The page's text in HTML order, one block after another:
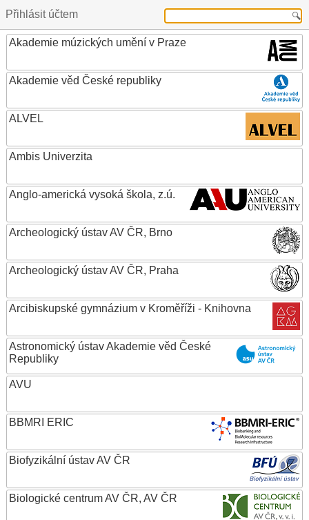
Přihlásit účtem
Akademie múzických umění v Praze
Akademie věd České republiky
ALVEL
Ambis Univerzita
Anglo-americká vysoká škola, z.ú.
Archeologický ústav AV ČR, Brno
Archeologický ústav AV ČR, Praha
Arcibiskupské gymnázium v Kroměříži - Knihovna
Astronomický ústav Akademie věd České
Republiky
AVU
BBMRI ERIC
Biofyzikální ústav AV ČR
Biologické centrum AV ČR, AV ČR